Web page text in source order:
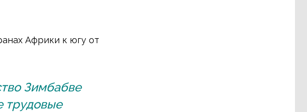
Африки к югу от
Зимбабве
трудовые